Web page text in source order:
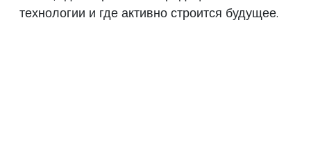
технологии и где активно строится будущее.